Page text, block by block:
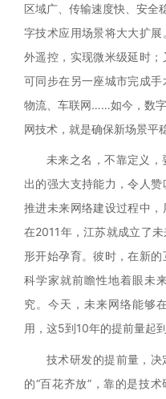
区域广、传输速度快、安全
字技术应用场景将大大扩
外遥控，实现微米级延时；
可同步在另一座城市完成
物流、车联网……如今，数
网技术，就是确保新场景平
未来之名，不靠定义
出的强大支持能力，令人
推进未来网络建设过程中
在2011年，江苏就成立了
形开始孕育。彼时，在新
科学家就前瞻性地着眼未
究。今天，未来网络能够
用，这5到10年的提前量起
技术研发的提前量，
的“百花齐放”，靠的是技